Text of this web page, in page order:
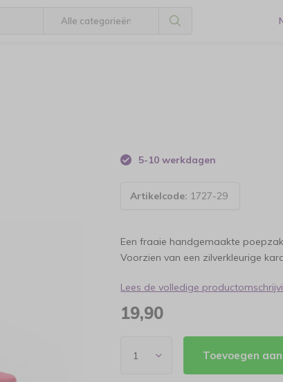
5-10 werkdagen
Artikelcode: 1727-29
Een fraaie handgemaakte
Voorzien van een zilverkleurige
Lees de volledige
19,90
Toevoegen